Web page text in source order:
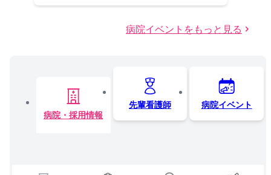
病院イベントをもっと見る
病院・採用情報
先輩看護師 病院イベント